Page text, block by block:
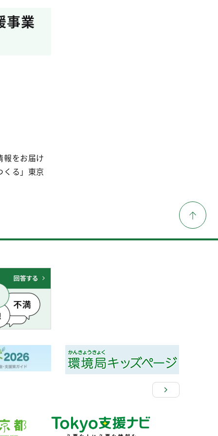
事業
報をお届け
くる」東京